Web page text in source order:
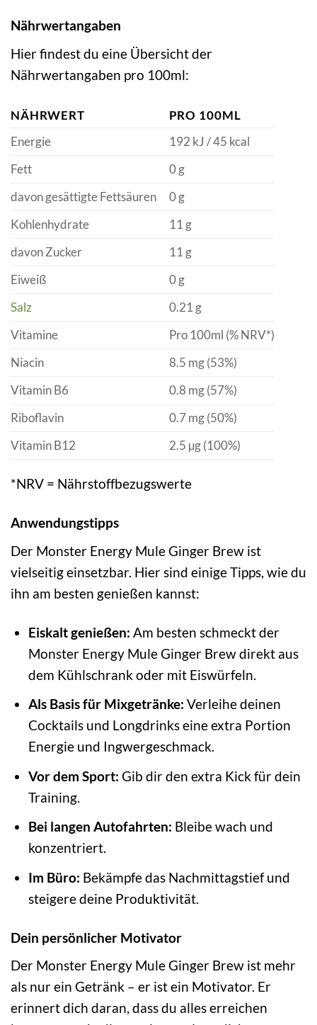
Nährwertangaben
Hier findest du eine Übersicht der
Nährwertangaben pro 100ml:
NÄHRWERT
PRO 100ML
Energie
192 kJ / 45 kcal
Fett
0 g
davon gesättigte Fettsäuren
0 g
Kohlenhydrate
11 g
davon Zucker
11 g
Eiweiß
0 g
Salz
0.21 g
Vitamine
Pro 100ml (% NRV*)
Niacin
8.5 mg (53%)
Vitamin B6
0.8 mg (57%)
Riboflavin
0.7 mg (50%)
Vitamin B12
2.5 µg (100%)
*NRV = Nährstoffbezugswerte
Anwendungstipps
Der Monster Energy Mule Ginger Brew ist
vielseitig einsetzbar. Hier sind einige Tipps, wie du
ihn am besten genießen kannst:
Eiskalt genießen: Am besten schmeckt der
Monster Energy Mule Ginger Brew direkt aus
dem Kühlschrank oder mit Eiswürfeln.
Als Basis für Mixgetränke: Verleihe deinen
Cocktails und Longdrinks eine extra Portion
Energie und Ingwergeschmack.
Vor dem Sport: Gib dir den extra Kick für dein
Training.
Bei langen Autofahrten: Bleibe wach und
konzentriert.
Im Büro: Bekämpfe das Nachmittagstief und
steigere deine Produktivität.
Dein persönlicher Motivator
Der Monster Energy Mule Ginger Brew ist mehr
als nur ein Getränk – er ist ein Motivator. Er
erinnert dich daran, dass du alles erreichen